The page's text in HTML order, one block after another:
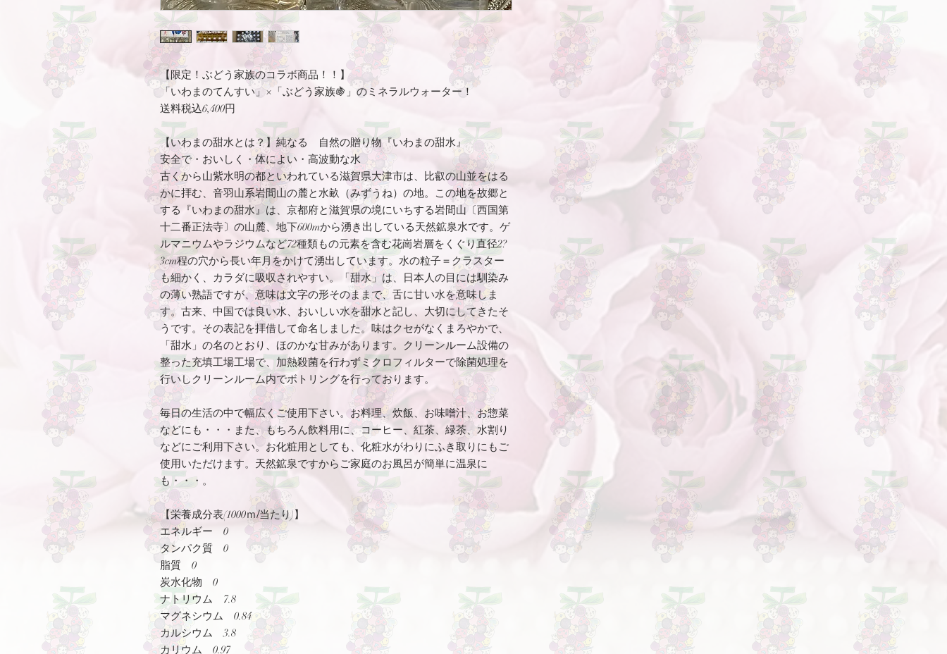
【限定！ぶどう家族のコラボ商品！！】
「いわまのてんすい」×「ぶどう家族🍇」のミネラルウォーター！
送料税込6,400円
【いわまの甜水とは？】純なる 自然の贈り物『いわまの甜水』
安全で・おいしく・体によい・高波動な水
古くから山紫水明の都といわれている滋賀県大津市は、比叡の山並をはる
かに拝む、音羽山系岩間山の麓と水畝（みずうね）の地。この地を故郷と
する『いわまの甜水』は、京都府と滋賀県の境にいちする岩間山〔西国第
十二番正法寺〕の山麓、地下600mから湧き出している天然鉱泉水です。ゲ
ルマニウムやラジウムなど72種類もの元素を含む花崗岩層をくぐり直径2?
3cm程の穴から長い年月をかけて湧出しています。水の粒子＝クラスター
も細かく、カラダに吸収されやすい。「甜水」は、日本人の目には馴染み
の薄い熟語ですが、意味は文字の形そのままで、舌に甘い水を意味しま
す。古来、中国では良い水、おいしい水を甜水と記し、大切にしてきたそ
うです。その表記を拝借して命名しました。味はクセがなくまろやかで、
「甜水」の名のとおり、ほのかな甘みがあります。クリーンルーム設備の
整った充填工場工場で、加熱殺菌を行わずミクロフィルターで除菌処理を
行いしクリーンルーム内でボトリングを行っております。
毎日の生活の中で幅広くご使用下さい。お料理、炊飯、お味噌汁、お惣菜
などにも・・・また、もちろん飲料用に、コーヒー、紅茶、緑茶、水割り
などにご利用下さい。お化粧用としても、化粧水がわりにふき取りにもご
使用いただけます。天然鉱泉ですからご家庭のお風呂が簡単に温泉に
も・・・。
【栄養成分表(1000ｍl当たり)】
エネルギー 0
タンパク質 0
脂質 0
炭水化物 0
ナトリウム 7.8
マグネシウム 0.84
カルシウム 3.8
カリウム 0.97
【ご注文時の注意点】
表示価格は、送料税込です。
※１ケース～の販売になります。
※ケース単位での販売になります。１本単位での販売は
しておりません。
※３ケース以上を注文の場合は以下から３ケース以上注
３ケース以上のご注文はこちら
定める返品特約に該当するものですので、お客様は、本
ポリシーに定める場合を除き、当ウェブサイトにおける
商品の販売若しくは提供に関する申込みの撤回または契
約の解除をすることはできません。
1.3 法律上、一定期間は無条件で申込み撤回または契約
解除を認めるとする、いわゆるクーリングオフの制度
における商品販売は通信販売であり、クーリングオフ制
度は適用されませんので、ご注意ください。
第2条 注文確定後のキャンセル
注文確定後は、お客様都合によるキャンセルはできませ
んので、ご注意ください。
3 お客様都合による返品
3.1 当社では、商品到着後5日以内に限り、お客様都合
3.2 前項に基づく返品を希望されるお客様は、商品到着
後5日以内に、当社まで返品希望の旨をご連絡くださ
い。この場合、商品発送時の送料と返品時の送料は、お
客様のご負担となります。
3.3 利用者が前項に基づく返品をする際は、同梱された
箱及び付属品等も併せて返品するものとします。また、
万一利用者の私物等が同梱されていた場合、事業者は当
3.4 本条に基づく返品がなされた場合、当社は、返品さ
れた商品が当社に到達したことを確認した後、速やかに
返金処理を行います。なお、返金は無利息での返金とな
ります。
3.5 返金方法は、お客様の代金支払方法に応じて、当社
にて判断させていただきます。
3.6 返金に振込手数料が発生する場合、振込手数料はお
3.7 下記のいずれかに該当する場合は、上記期間内であ
ってもお客様都合による返品は一切認められませんの
で、ご注意ください。
(1) セール品、オーダーメード品、予約販売品など、そ
の性質上返品に適しないと当社が指定した商品
(2) 受け取り後に既に使用した商品
(5) 受け取り後に洗濯・洗浄・分解・修理等された商品
(6) パッケージ・タグ・付属品・説明書などが汚損・破
損・紛失・破棄された商品
(7) 商品ページに返品不可である旨が記載された商品